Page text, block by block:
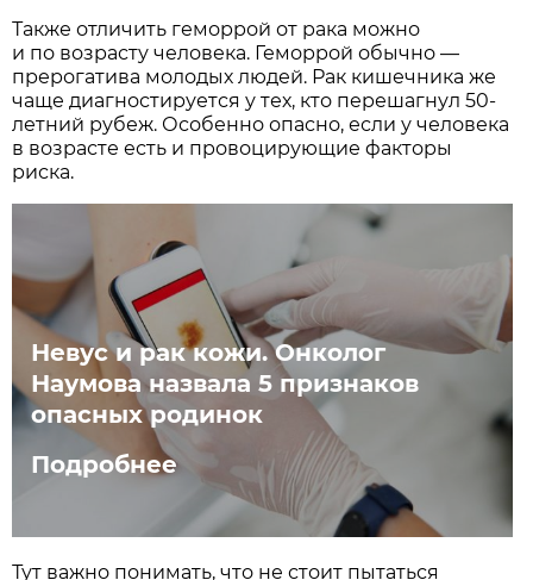
Также отличить геморрой от рака можно
и по возрасту человека. Геморрой обычно —
прерогатива молодых людей. Рак кишечника же
чаще диагностируется у тех, кто перешагнул 50-
летний рубеж. Особенно опасно, если у человека
в возрасте есть и провоцирующие факторы
риска.
Невус и рак кожи. Онколог
Наумова назвала 5 признаков
опасных родинок
Подробнее
Тут важно понимать, что не стоит пытаться